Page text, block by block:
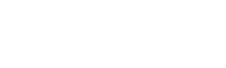
き作成されるも
をご了承くださ
) : 1000ppm、
要な手段を講じ
これらの製造装